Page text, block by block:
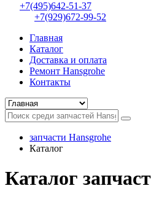
+7(495)642-51-37
+7(929)672-99-52
Главная
Каталог
Доставка и оплата
Ремонт Hansgrohe
Контакты
запчасти Hansgrohe
Каталог
Каталог